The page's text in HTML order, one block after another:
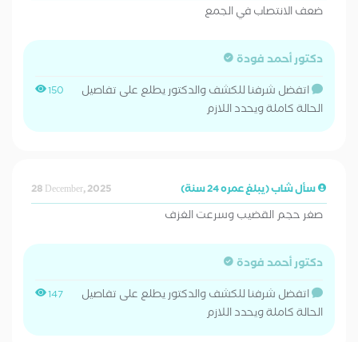
ضعف الانتصاب في الجمع
دكتور أحمد فودة
150
اتفضل شرفنا للكشف والدكتور يطلع على تفاصيل
الحالة كاملة ويحدد اللازم
سأل شاب (يبلغ عمره 24 سنة) 28 December, 2025
صغر حجم القضيب وسرعت الغزف
دكتور أحمد فودة
147
اتفضل شرفنا للكشف والدكتور يطلع على تفاصيل
الحالة كاملة ويحدد اللازم